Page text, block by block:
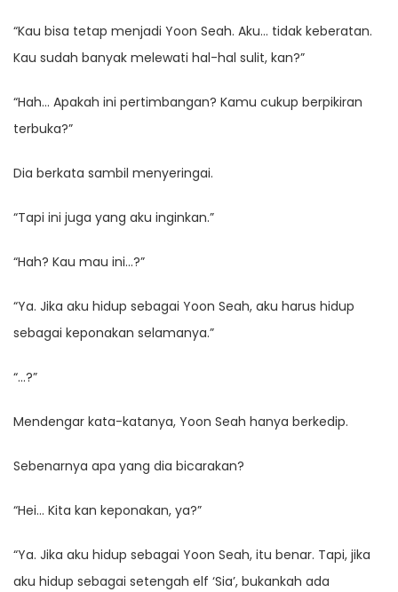
“Kau bisa tetap menjadi Yoon Seah. Aku… tidak keberatan.
Kau sudah banyak melewati hal-hal sulit, kan?”
“Hah… Apakah ini pertimbangan? Kamu cukup berpikiran
terbuka?”
Dia berkata sambil menyeringai.
“Tapi ini juga yang aku inginkan.”
“Hah? Kau mau ini…?”
“Ya. Jika aku hidup sebagai Yoon Seah, aku harus hidup
sebagai keponakan selamanya.”
“…?”
Mendengar kata-katanya, Yoon Seah hanya berkedip.
Sebenarnya apa yang dia bicarakan?
“Hei… Kita kan keponakan, ya?”
“Ya. Jika aku hidup sebagai Yoon Seah, itu benar. Tapi, jika
aku hidup sebagai setengah elf ‘Sia’, bukankah ada